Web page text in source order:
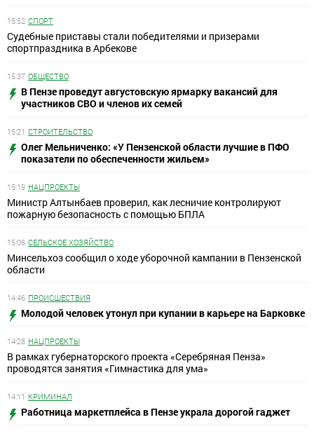
15:52 СПОРТ
Судебные приставы стали победителями и призерами
спортпраздника в Арбекове
15:37 ОБЩЕСТВО
В Пензе проведут августовскую ярмарку вакансий для
участников СВО и членов их семей
15:21 СТРОИТЕЛЬСТВО
Олег Мельниченко: «У Пензенской области лучшие в ПФО
показатели по обеспеченности жильем»
15:19 НАЦПРОЕКТЫ
Министр Алтынбаев проверил, как лесничие контролируют
пожарную безопасность с помощью БПЛА
15:06 СЕЛЬСКОЕ ХОЗЯЙСТВО
Минсельхоз сообщил о ходе уборочной кампании в Пензенской
области
14:46 ПРОИСШЕСТВИЯ
Молодой человек утонул при купании в карьере на Барковке
14:28 НАЦПРОЕКТЫ
В рамках губернаторского проекта «Серебряная Пенза»
проводятся занятия «Гимнастика для ума»
14:11 КРИМИНАЛ
Работница маркетплейса в Пензе украла дорогой гаджет